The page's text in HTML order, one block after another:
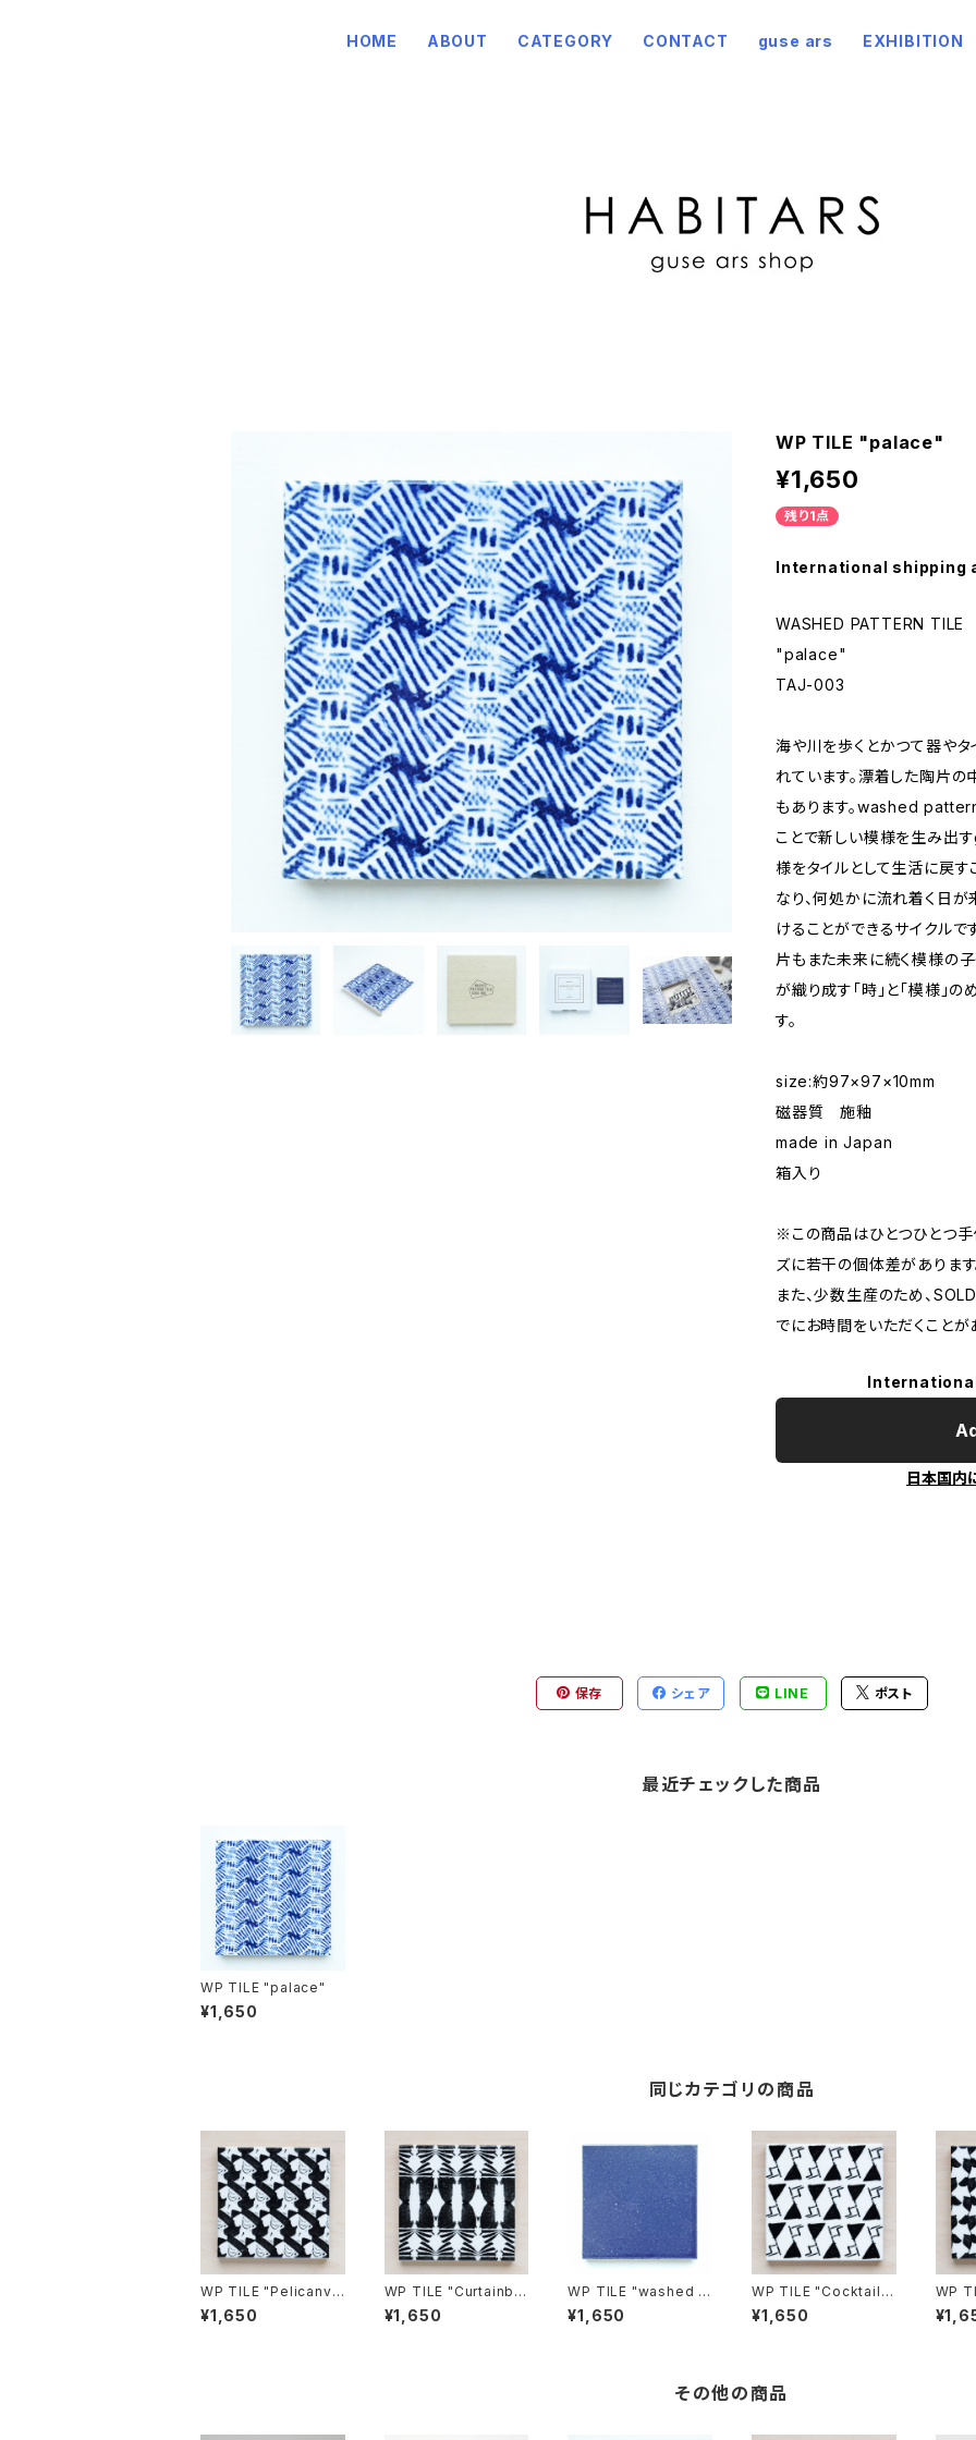
HOME ABOUT CATEGORY CONTACT guse ars EXHIBITION
WP TILE "palace"
¥1,650
残り1点
International shipping
WASHED PATTERN TILE
"palace"
TAJ-003
海や川を歩くとかつて器や
れています。漂着した陶片
もあります。washed
ことで新しい模様を生み出
様をタイルとして生活に戻す
なり、何処かに流れ着く日
けることができるサイクルで
片もまた未来に続く模様の子
が織り成す「時」と「模様」
す。
size:約97×97×10mm
磁器質 施釉
made in Japan
箱入り
※この商品はひとつひとつ
ズに若干の個体差があります
また、少数生産のため、
でにお時間をいただくことが
日本国内
保存 シェア LINE ポスト
最近チェックした商品
WP TILE "palace"
¥1,650
同じカテゴリの商品
WP TILE "Pelicanve
nus"
¥1,650
WP TILE "Curtainbo
ok"
¥1,650
WP TILE "washed bl
ue"
¥1,650
WP TILE "Cocktailk
ey"
¥1,650
WP
その他の商品